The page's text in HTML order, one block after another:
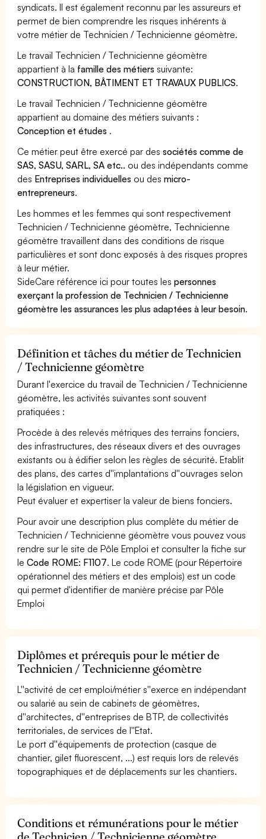
syndicats. Il est également reconnu par les assureurs et
permet de bien comprendre les risques inhérents à
votre métier de Technicien / Technicienne géomètre.
Le travail Technicien / Technicienne géomètre
appartient à la famille des métiers suivante:
CONSTRUCTION, BÂTIMENT ET TRAVAUX PUBLICS.
Le travail Technicien / Technicienne géomètre
appartient au domaine des métiers suivants :
Conception et études .
Ce métier peut être exercé par dessociétés comme de
SAS, SASU, SARL, SA etc.. ou des indépendants comme
des Entreprises individuelles ou desmicro-
entrepreneurs.
Les hommes et les femmes qui sont respectivement
Technicien / Technicienne géomètre, Technicienne
géomètre travaillent dans des conditions de risque
particulières et sont donc exposés à des risques propres
à leur métier.
SideCare référence ici pour toutes lespersonnes
exerçant la profession de Technicien / Technicienne
géomètre les assurances les plus adaptées à leur besoin.
Définition et tâches du métier de Technicien
/ Technicienne géomètre
Durant l'exercice du travail de Technicien / Technicienne
géomètre, les activités suivantes sont souvent
pratiquées :
Procède à des relevés métriques des terrains fonciers,
des infrastructures, des réseaux divers et des ouvrages
existants ou à édifier selon les règles de sécurité. Etablit
des plans, des cartes d''implantations d''ouvrages selon
la législation en vigueur.
Peut évaluer et expertiser la valeur de biens fonciers.
Pour avoir une description plus complète du métier de
Technicien / Technicienne géomètre vous pouvez vous
rendre sur le site de Pôle Emploi et consulter la fiche sur
leCode ROME: F1107. Le code ROME (pour Répertoire
opérationnel des métiers et des emplois) est un code
qui permet d'identifier de manière précise par Pôle
Emploi
Diplômes et prérequis pour le métier de
Technicien / Technicienne géomètre
L''activité de cet emploi/métier s''exerce en indépendant
ou salarié au sein de cabinets de géomètres,
d''architectes, d''entreprises de BTP, de collectivités
territoriales, de services de l''Etat.
Le port d''équipements de protection (casque de
chantier, gilet fluorescent, ...) est requis lors de relevés
topographiques et de déplacements sur les chantiers.
Conditions et rémunérations pour le métier